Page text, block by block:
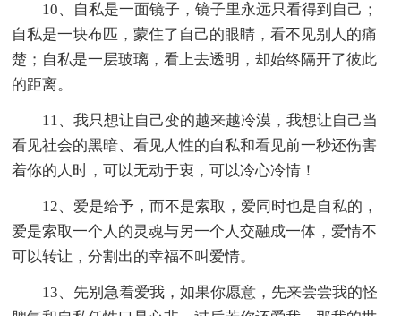
10、自私是一面镜子，镜子里永远只看得到自己；
自私是一块布匹，蒙住了自己的眼睛，看不见别人的痛
楚；自私是一层玻璃，看上去透明，却始终隔开了彼此
的距离。
11、我只想让自己变的越来越冷漠，我想让自己当
看见社会的黑暗、看见人性的自私和看见前一秒还伤害
着你的人时，可以无动于衷，可以冷心冷情！
12、爱是给予，而不是索取，爱同时也是自私的，
爱是索取一个人的灵魂与另一个人交融成一体，爱情不
可以转让，分割出的幸福不叫爱情。
13、先别急着爱我，如果你愿意，先来尝尝我的怪